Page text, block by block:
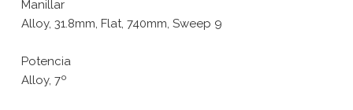
Manillar
Alloy, 31.8mm, Flat, 740mm, Sweep 9
Potencia
Alloy, 7º